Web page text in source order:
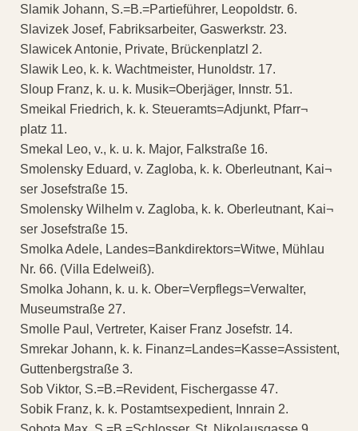
Slamik Johann, S.=B.=Partieführer, Leopoldstr. 6.
Slavizek Josef, Fabriksarbeiter, Gaswerkstr. 23.
Slawicek Antonie, Private, Brückenplatzl 2.
Slawik Leo, k. k. Wachtmeister, Hunoldstr. 17.
Sloup Franz, k. u. k. Musik=Oberjäger, Innstr. 51.
Smeikal Friedrich, k. k. Steueramts=Adjunkt, Pfarr¬
platz 11.
Smekal Leo, v., k. u. k. Major, Falkstraße 16.
Smolensky Eduard, v. Zagloba, k. k. Oberleutnant, Kai¬
ser Josefstraße 15.
Smolensky Wilhelm v. Zagloba, k. k. Oberleutnant, Kai¬
ser Josefstraße 15.
Smolka Adele, Landes=Bankdirektors=Witwe, Mühlau
Nr. 66. (Villa Edelweiß).
Smolka Johann, k. u. k. Ober=Verpflegs=Verwalter,
Museumstraße 27.
Smolle Paul, Vertreter, Kaiser Franz Josefstr. 14.
Smrekar Johann, k. k. Finanz=Landes=Kasse=Assistent,
Guttenbergstraße 3.
Sob Viktor, S.=B.=Revident, Fischergasse 47.
Sobik Franz, k. k. Postamtsexpedient, Innrain 2.